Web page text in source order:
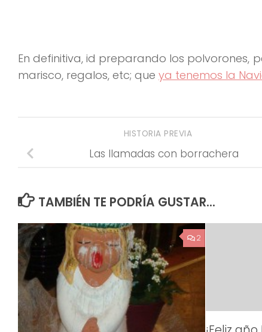
En definitiva, id preparando los
marisco, regalos, etc; que ya tenemos la
HISTORIA PREVIA
Las llamadas con borrachera
TAMBIÉN TE PODRÍA GUSTAR...
2